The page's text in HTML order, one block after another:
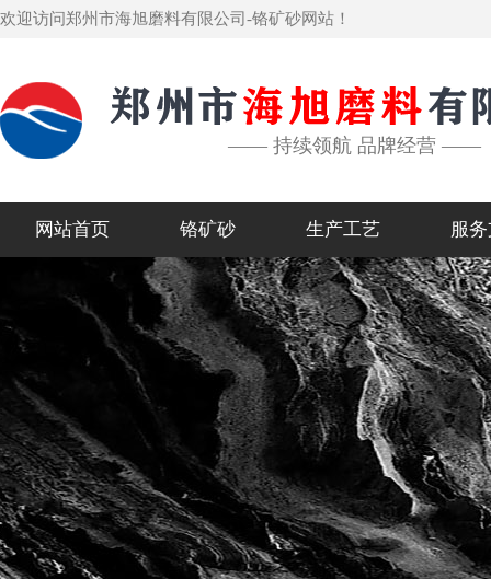
欢迎访问郑州市海旭磨料有限公司-铬矿砂网站！
—— 持续领航 品牌经营 ——
网站首页 铬矿砂 生产工艺 服